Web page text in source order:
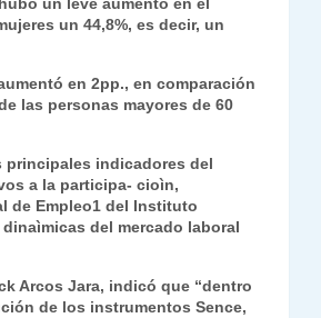
un leve aumento en el
un 44,8%, es decir, un
en 2pp., en comparación
las personas mayores de 60
principales indicadores del
a la participa- cioìn,
de Empleo1 del Instituto
del mercado laboral
Arcos Jara, indicó que “dentro
de los instrumentos Sence,